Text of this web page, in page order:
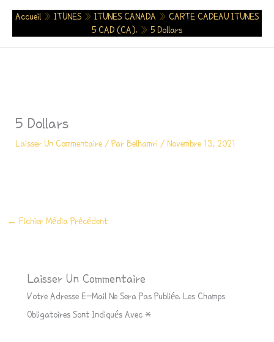
Aller
Accueil » ITUNES » ITUNES CANADA » CARTE CADEAU ITUNES
5 CAD (CA). » 5 Dollars
5 Dollars
Laisser Un Commentaire / Par Belhamri / Novembre 13, 2021
← Fichier Média Précédent
Laisser Un Commentaire
Votre Adresse E-Mail Ne Sera Pas Publiée. Les Champs
Obligatoires Sont Indiqués Avec *